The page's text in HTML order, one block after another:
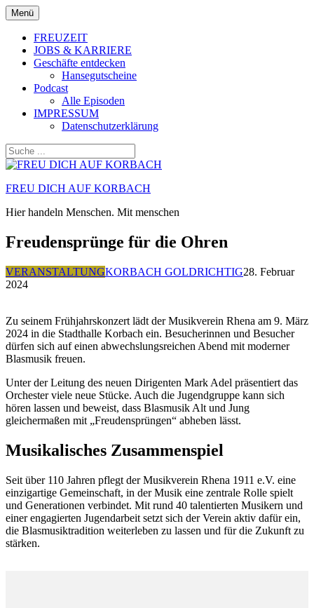
Zum
Inhalt
springen
Menü
FREUZEIT
JOBS & KARRIERE
Geschäfte entdecken
Hansegutscheine
Podcast
Alle Episoden
IMPRESSUM
Datenschutzerklärung
FREU DICH AUF KORBACH
Hier handeln Menschen. Mit menschen
Freudensprünge für die Ohren
VERANSTALTUNGKORBACH GOLDRICHTIG28. Februar
2024
Zu seinem Frühjahrskonzert lädt der Musikverein Rhena am 9. März
2024 in die Stadthalle Korbach ein. Besucherinnen und Besucher
dürfen sich auf einen abwechslungsreichen Abend mit moderner
Blasmusik freuen.
Unter der Leitung des neuen Dirigenten Mark Adel präsentiert das
Orchester viele neue Stücke. Auch die Jugendgruppe kann sich
hören lassen und beweist, dass Blasmusik Alt und Jung
gleichermaßen mit „Freudensprüngen“ abheben lässt.
Musikalisches Zusammenspiel
Seit über 110 Jahren pflegt der Musikverein Rhena 1911 e.V. eine
einzigartige Gemeinschaft, in der Musik eine zentrale Rolle spielt
und Generationen verbindet. Mit rund 40 talentierten Musikern und
einer engagierten Jugendarbeit setzt sich der Verein aktiv dafür ein,
die Blasmusiktradition weiterleben zu lassen und für die Zukunft zu
stärken.